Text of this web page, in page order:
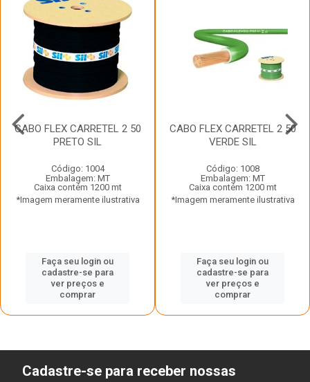
CABO FLEX CARRETEL 2 50
PRETO SIL
Código: 1004
Embalagem: MT
Caixa contém 1200 mt
*Imagem meramente ilustrativa
Faça seu login ou
cadastre-se para
ver preços e
comprar
CABO FLEX CARRETEL 2 50
VERDE SIL
Código: 1008
Embalagem: MT
Caixa contém 1200 mt
*Imagem meramente ilustrativa
Faça seu login ou
cadastre-se para
ver preços e
comprar
Cadastre-se para receber nossas